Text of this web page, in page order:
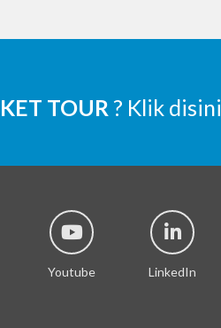
TOUR ? Klik disini
Youtube LinkedIn